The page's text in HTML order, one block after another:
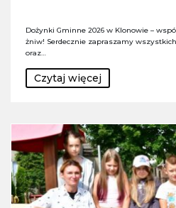
Dożynki Gminne 2026 w Klonowie –
żniw! Serdecznie zapraszamy
oraz…
Czytaj więcej